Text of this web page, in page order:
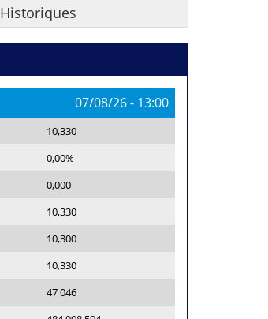
Historiques
07/08/26- 13:00
10,330
0,00%
0,000
10,330
10,300
10,330
47 046